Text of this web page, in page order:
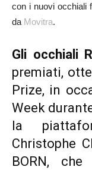
con i nuovi occhiali
da Movitra.
Gli occhiali
premiati,
Prize, in
Week
la
Christophe
BORN,